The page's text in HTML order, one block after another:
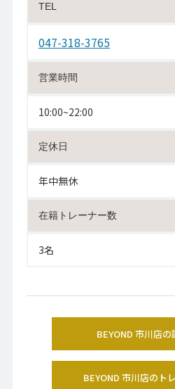
TEL
047-318-3765
営業時間
10:00~22:00
定休日
年中無休
在籍トレーナー数
3名
BEYOND 市川店
BEYOND 市川店のト